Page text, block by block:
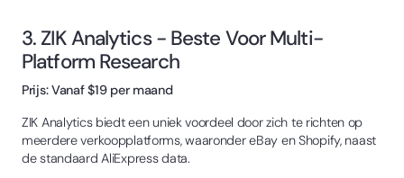
3. ZIK Analytics - Beste Voor Multi-
Platform Research
Prijs: Vanaf $19 per maand
ZIK Analytics biedt een uniek voordeel door zich te richten op
meerdere verkoopplatforms, waaronder eBay en Shopify, naast
de standaard AliExpress data.